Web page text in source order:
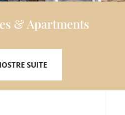
& Apartments
SUITE